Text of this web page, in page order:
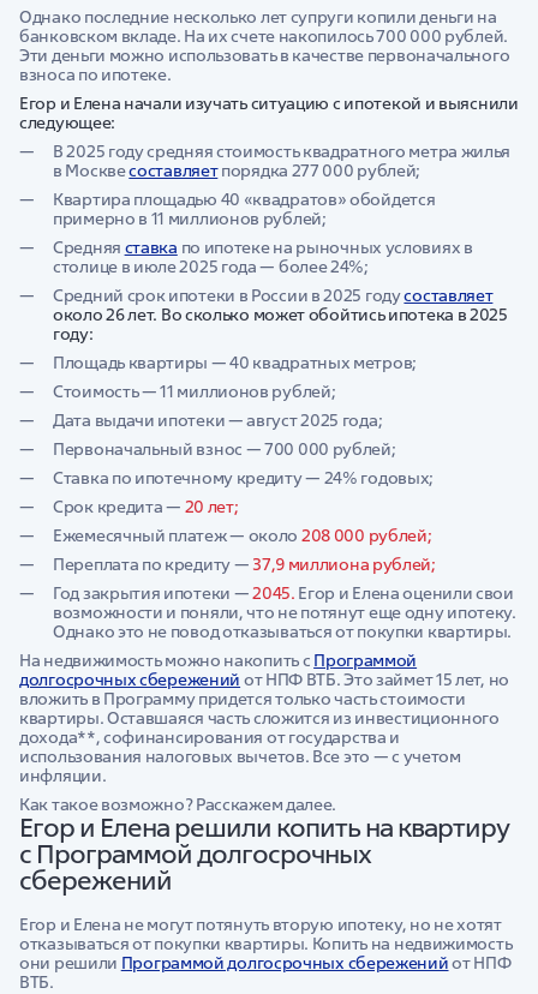
Однако последние несколько лет супруги копили деньги на
банковском вкладе. На их счете накопилось 700 000 рублей.
Эти деньги можно использовать в качестве первоначального
взноса по ипотеке.
Егор и Елена начали изучать ситуацию с ипотекой и выяснили
следующее:
В 2025 году средняя стоимость квадратного метра жилья
в Москвесоставляетпорядка 277 000 рублей;
Квартира площадью 40 «квадратов» обойдется
примерно в 11 миллионов рублей;
Средняя ставка по ипотеке на рыночных условиях в
столице в июле 2025 года — более 24%;
Средний срок ипотеки в России в 2025 годусоставляет
около 26 лет. Во сколько может обойтись ипотека в 2025
году:
Площадь квартиры — 40 квадратных метров;
Стоимость — 11 миллионов рублей;
Дата выдачи ипотеки — август 2025 года;
Первоначальный взнос — 700 000 рублей;
Ставка по ипотечному кредиту — 24% годовых;
Срок кредита — 20 лет;
Ежемесячный платеж — около 208 000 рублей;
Переплата по кредиту — 37,9 миллиона рублей;
Год закрытия ипотеки —2045. Егор и Елена оценили свои
возможности и поняли, что не потянут еще одну ипотеку.
Однако это не повод отказываться от покупки квартиры.
На недвижимость можно накопить с Программой
долгосрочных сбережений от НПФ ВТБ. Это займет 15 лет, но
вложить в Программу придется только часть стоимости
квартиры. Оставшаяся часть сложится из инвестиционного
дохода**, софинансирования от государства и
использования налоговых вычетов. Все это — с учетом
инфляции.
Как такое возможно? Расскажем далее.
Егор и Елена решили копить на квартиру
с Программой долгосрочных
сбережений
Егор и Елена не могут потянуть вторую ипотеку, но не хотят
отказываться от покупки квартиры. Копить на недвижимость
они решили Программой долгосрочных сбереженийот НПФ
ВТБ.